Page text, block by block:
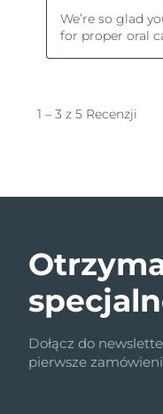
Dołącz do
pierwsze